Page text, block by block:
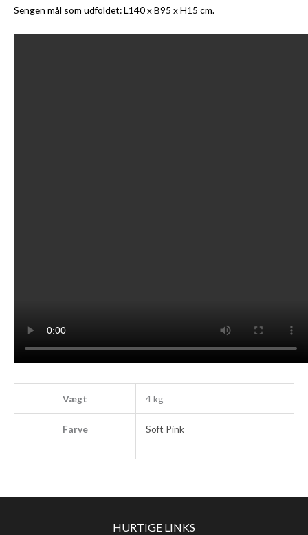
Sengen mål som udfoldet: L140 x B95 x H15 cm.
Vægt 4 kg
Farve Soft Pink
HURTIGE LINKS